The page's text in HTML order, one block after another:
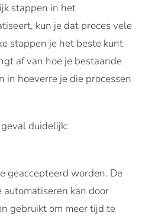
stappen in het
kun je dat proces vele
stappen je het beste kunt
af van hoe je bestaande
in hoeverre je die processen
duidelijk:
geaccepteerd worden. De
kan door
gebruikt om meer tijd te